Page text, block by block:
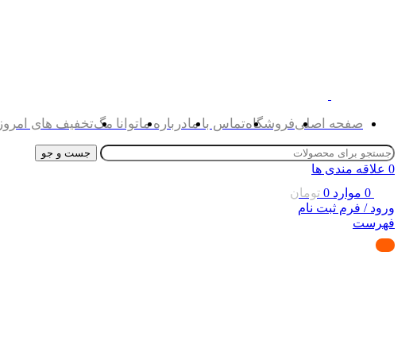
صفحه اصلیفروشگاهتماس با مادرباره ماتوانا مگتخفیف های امروز
جست و جو
0 علاقه مندی ها
0 موارد 0 تومان
ورود / فرم ثبت نام
فهرست